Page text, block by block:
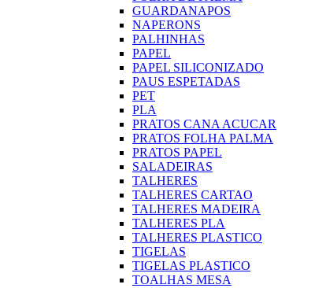
GUARDANAPOS
NAPERONS
PALHINHAS
PAPEL
PAPEL SILICONIZADO
PAUS ESPETADAS
PET
PLA
PRATOS CANA ACUCAR
PRATOS FOLHA PALMA
PRATOS PAPEL
SALADEIRAS
TALHERES
TALHERES CARTAO
TALHERES MADEIRA
TALHERES PLA
TALHERES PLASTICO
TIGELAS
TIGELAS PLASTICO
TOALHAS MESA